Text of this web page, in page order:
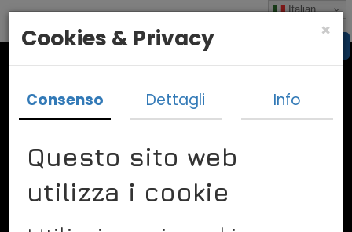
Italian
Vado In Bulgaria
×
Cookies & Privacy
Consenso Dettagli Info
Questo sito web
utilizza i cookie